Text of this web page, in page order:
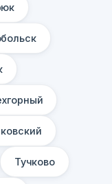
Тучково